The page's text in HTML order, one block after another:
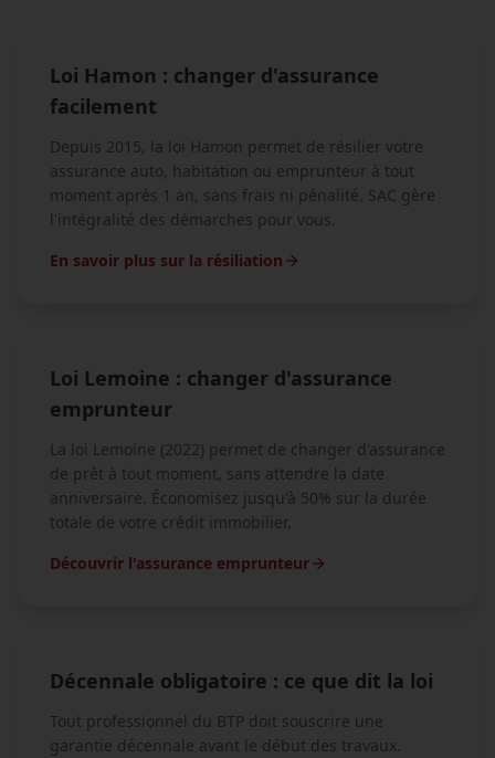
Loi Hamon : changer d'assurance
facilement
Depuis 2015, la loi Hamon permet de résilier votre
assurance auto, habitation ou emprunteur à tout
moment après 1 an, sans frais ni pénalité. SAC gère
l'intégralité des démarches pour vous.
En savoir plus sur la résiliation
Loi Lemoine : changer d'assurance
emprunteur
La loi Lemoine (2022) permet de changer d'assurance
de prêt à tout moment, sans attendre la date
anniversaire. Économisez jusqu'à 50% sur la durée
totale de votre crédit immobilier.
Découvrir l'assurance emprunteur
Décennale obligatoire : ce que dit la loi
Tout professionnel du BTP doit souscrire une
garantie décennale avant le début des travaux.